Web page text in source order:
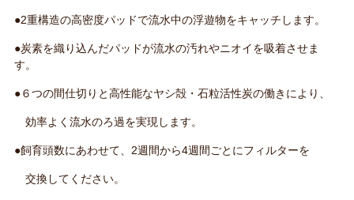
●2重構造の高密度パッドで流水中の浮遊物をキャッチします。
●炭素を織り込んだパッドが流水の汚れやニオイを吸着させま
す。
●６つの間仕切りと高性能なヤシ殻・石粒活性炭の働きにより、
効率よく流水のろ過を実現します。
●飼育頭数にあわせて、2週間から4週間ごとにフィルターを
交換してください。